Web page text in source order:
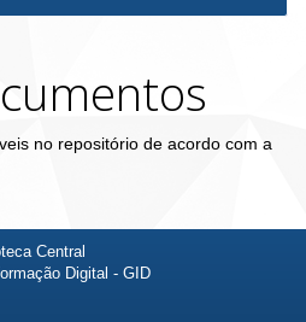
no repositório de acordo com a
Central
Digital - GID